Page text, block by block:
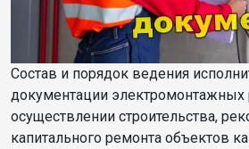
Состав и порядок ведения
документации электромонтажных
осуществлении строительства,
капитального ремонта объектов